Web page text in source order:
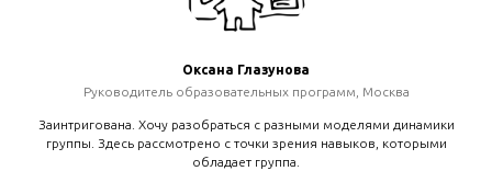
Оксана Глазунова
Руководитель образовательных программ, Москва
Заинтригована. Хочу разобраться с разными моделями динамики
группы. Здесь рассмотрено с точки зрения навыков, которыми
обладает группа.